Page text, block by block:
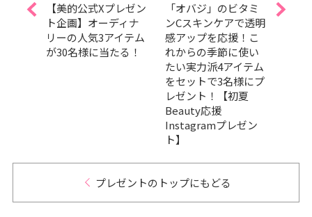
【美的公式Xプレゼン
ト企画】オーディナ
リーの人気3アイテム
が30名様に当たる！
「オバジ」のビタミ
ンCスキンケアで透明
感アップを応援！こ
れからの季節に使い
たい実力派4アイテム
をセットで3名様にプ
レゼント！【初夏
Beauty応援
Instagramプレゼン
ト】
【全
プレゼントのトップにもどる